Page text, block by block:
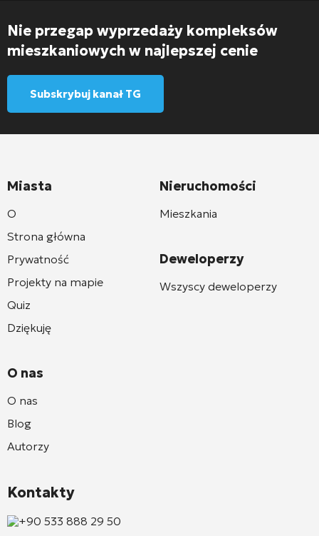
Nie przegap wyprzedaży kompleksów
mieszkaniowych w najlepszej cenie
Subskrybuj kanał TG
Miasta
O
Strona główna
Prywatność
Projekty na mapie
Quiz
Dziękuję
O nas
O nas
Blog
Autorzy
Nieruchomości
Mieszkania
Deweloperzy
Wszyscy deweloperzy
Kontakty
+90 533 888 29 50